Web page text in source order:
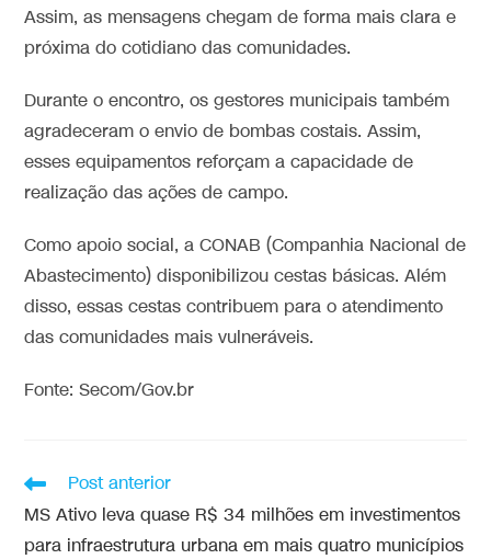
Assim, as mensagens chegam de forma mais clara e
próxima do cotidiano das comunidades.
Durante o encontro, os gestores municipais também
agradeceram o envio de bombas costais. Assim,
esses equipamentos reforçam a capacidade de
realização das ações de campo.
Como apoio social, a CONAB (Companhia Nacional de
Abastecimento) disponibilizou cestas básicas. Além
disso, essas cestas contribuem para o atendimento
das comunidades mais vulneráveis.
Fonte: Secom/Gov.br
Post anterior
MS Ativo leva quase R$ 34 milhões em investimentos
para infraestrutura urbana em mais quatro municípios